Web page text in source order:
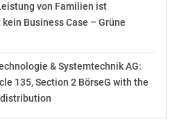
Drive am 13. April 2018 im
der Forschung“ im ÖAMTC
Erdberg –
2018/
von Familien ist
Business Case – Grüne
& Systemtechnik AG:
135, Section 2 BörseG with the